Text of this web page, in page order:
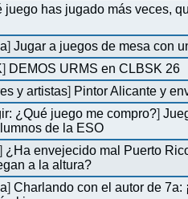
juego has jugado más veces,
]Jugar a juegos de mesa con
] DEMOS URMS en CLBSK 26
y artistas] Pintor Alicante y
¿Qué juego me compro?]
de la ESO
] ¿Ha envejecido mal Puerto
a la altura?
]Charlando con el autor de 7a: